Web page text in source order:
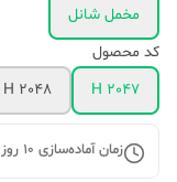
مخمل شانل
کد محصول
H 2047
H 2048
زمان آماده‌سازی 10